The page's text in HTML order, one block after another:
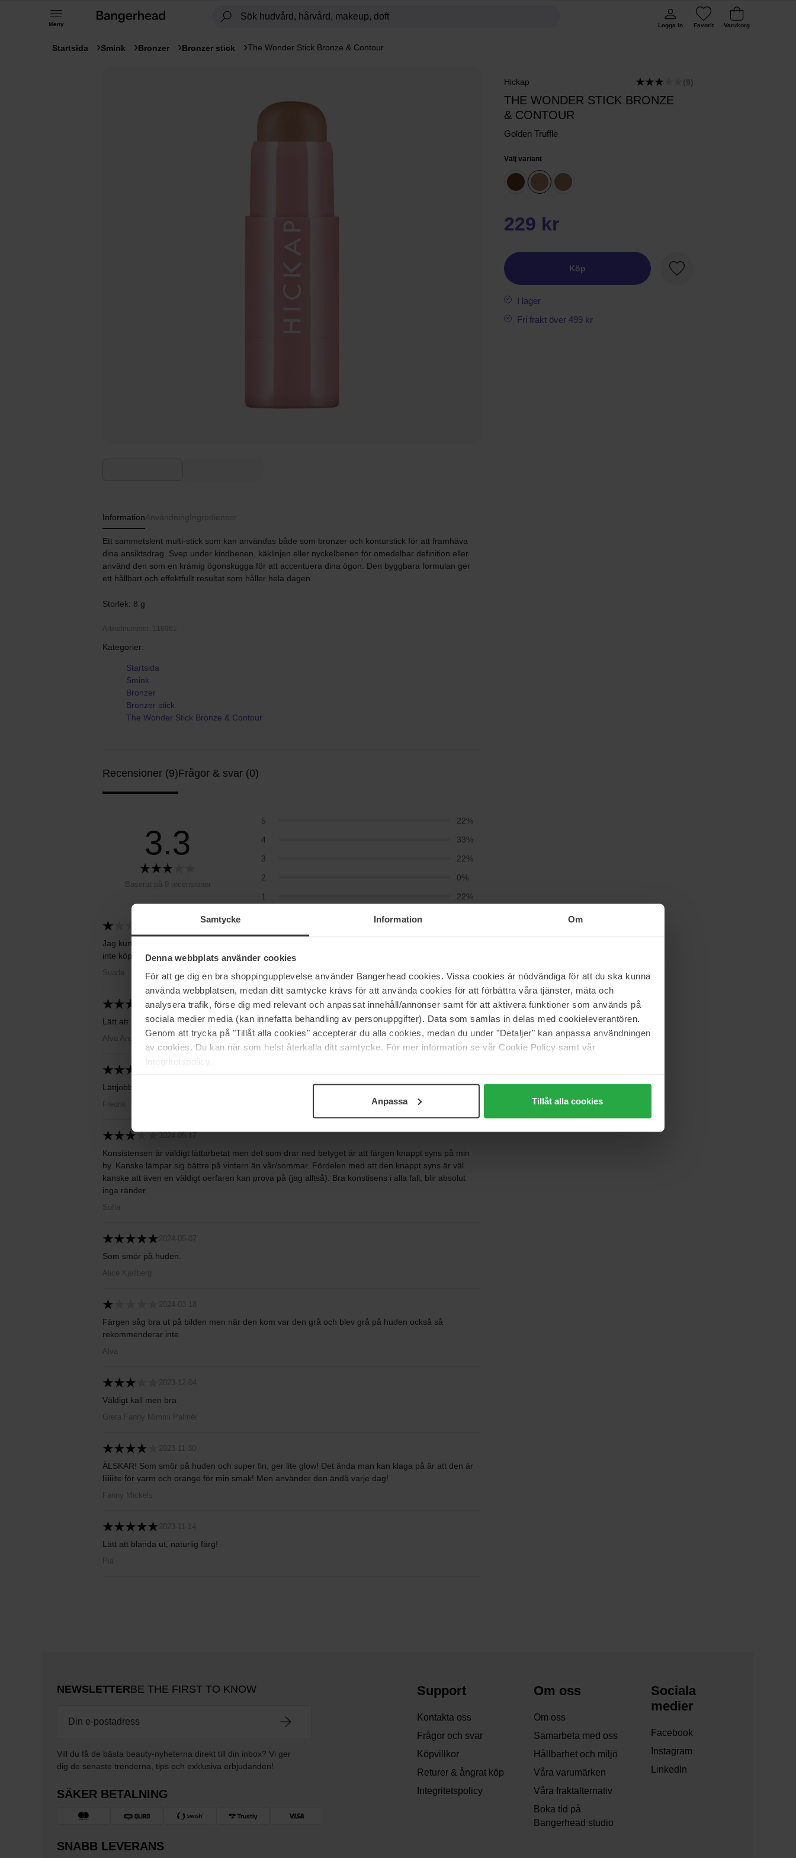
Samtycke Information Om
Denna webbplats använder cookies
För att ge dig en bra shoppingupplevelse använder Bangerhead cookies. Vissa cookies är nödvändiga för att du ska kunna
använda webbplatsen, medan ditt samtycke krävs för att använda cookies för att förbättra våra tjänster, mäta och
analysera trafik, förse dig med relevant och anpassat innehåll/annonser samt för att aktivera funktioner som används på
sociala medier media (kan innefatta behandling av personuppgifter). Data som samlas in delas med cookieleverantören.
Genom att trycka på "Tillåt alla cookies" accepterar du alla cookies, medan du under "Detaljer" kan anpassa användningen
av cookies. Du kan när som helst återkalla ditt samtycke. För mer information se vår Cookie Policy samt vår
Integritetspolicy.
Anpassa Tillåt alla cookies
Meny Logga in Favorit Varukorg
Startsida Smink Bronzer Bronzer stick The Wonder Stick Bronze & Contour
Hickap (9)
THE WONDER STICK BRONZE
& CONTOUR
Golden Truffle
Välj variant
229 kr
Köp
Favorit
I lager
Fri frakt över 499 kr
InformationAnvändning Ingredienser
Ett sammetslent multi-stick som kan användas både som bronzer och konturstick för att framhäva
dina ansiktsdrag. Svep under kindbenen, käklinjen eller nyckelbenen för omedelbar definition eller
använd den som en krämig ögonskugga för att accentuera dina ögon. Den byggbara formulan ger
ett hållbart och effektfullt resultat som håller hela dagen.
Storlek: 8 g
Artikelnummer: 116961
Kategorier:
Startsida
Smink
Bronzer
Bronzer stick
The Wonder Stick Bronze & Contour
Recensioner (9)Frågor & svar (0)
3.3
Baserat på 9 recensioner
5
22%
4
33%
3
22%
2
0%
1
22%
Jag kunde inte använda den gick sönder och jättemjukt i konsistensen rekommenderar ine jag vill
inte köpa mer få man teklamera
Suada
2025-02-10
Lätt att blanda ut, naturligt resultat
Alva Andersson
Lättjobbad
Fredrik
Konsistensen är väldigt lättarbetat men det som drar ned betyget är att färgen knappt syns på min
hy. Kanske lämpar sig bättre på vintern än vår/sommar. Fördelen med att den knappt syns är väl
kanske att även en väldigt oerfaren kan prova på (jag alltså). Bra konstisens i alla fall, blir absolut
inga ränder.
Sofia
2024-05-07
Som smör på huden.
Alice Kjellberg
2024-03-18
Färgen såg bra ut på bilden men när den kom var den grå och blev grå på huden också så
rekommenderar inte
Alva
2023-12-04
Väldigt kall men bra
Greta Fanny Mimmi Palmér
2023-11-30
ÄLSKAR! Som smör på huden och super fin, ger lite glow! Det ända man kan klaga på är att den är
liiiiiite för varm och orange för min smak! Men använder den ändå varje dag!
Fanny Mickels
2023-11-14
Lätt att blanda ut, naturlig färg!
Pia
NEWSLETTERBE THE FIRST TO KNOW
Vill du få de bästa beauty-nyheterna direkt till din inbox? Vi ger
dig de senaste trenderna, tips och exklusiva erbjudanden!
SÄKER BETALNING
SNABB LEVERANS
Support
Kontakta oss
Frågor och svar
Köpvillkor
Returer & ångrat köp
Integritetspolicy
Om oss
Om oss
Samarbeta med oss
Hållbarhet och miljö
Våra varumärken
Våra fraktalternativ
Boka tid på
Bangerhead studio
Sociala
medier
Facebook
Instagram
LinkedIn